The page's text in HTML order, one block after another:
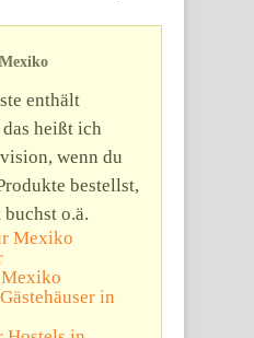
enthält
heißt ich
wenn du
bestellst,
o.ä.
Mexiko
in